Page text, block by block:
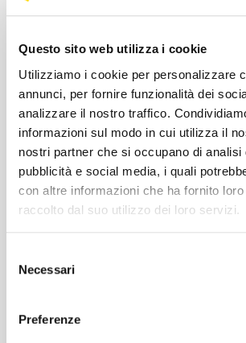
Questo sito web utilizza i cookie
Utilizziamo i cookie per personalizzare
annunci, per fornire funzionalità dei
analizzare il nostro traffico.
informazioni sul modo in cui utilizza il
nostri partner che si occupano di analisi
pubblicità e social media, i quali
con altre informazioni che ha fornito
raccolto dal suo utilizzo dei loro servizi.
delNecessari
Preferenze
Immagini